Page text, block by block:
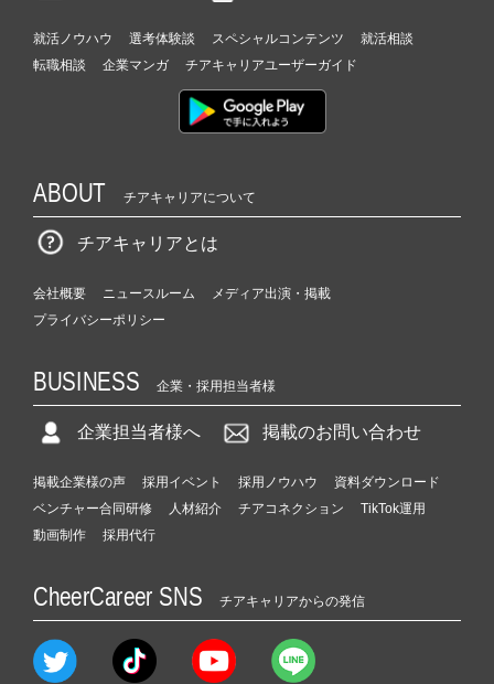
就活ノウハウ 選考体験談 スペシャルコンテンツ
就活相談
転職相談
企業マンガ チアキャリアユーザーガイド
ABOUT チアキャリアについて
チアキャリアとは
会社概要 ニュースルーム
メディア出演・掲載
プライバシーポリシー
BUSINESS 企業・採用担当者様
企業担当者様へ 掲載のお問い合わせ
掲載企業様の声 採用イベント 採用ノウハウ
資料ダウンロード
ベンチャー合同研修
人材紹介 チアコネクション
TikTok運用
動画制作
採用代行
CheerCareer SNS チアキャリアからの発信